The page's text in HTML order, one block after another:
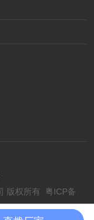
版权所有
粤ICP备